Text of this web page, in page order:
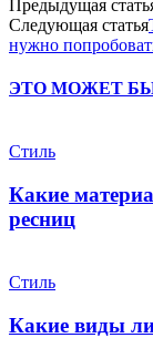
Предыдущая
Следующая статья
нужно
ЭТО МОЖЕТ
Стиль
Какие
ресниц
Стиль
Какие виды